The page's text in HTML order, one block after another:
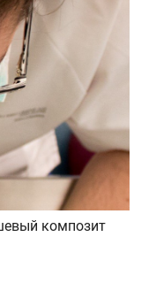
композит